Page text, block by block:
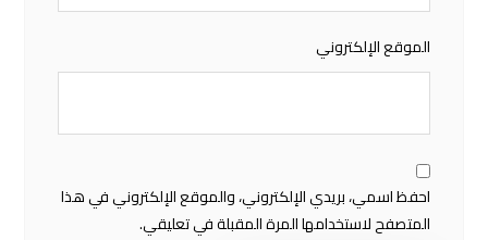
الموقع الإلكتروني
احفظ اسمي، بريدي الإلكتروني، والموقع الإلكتروني في هذا
المتصفح لاستخدامها المرة المقبلة في تعليقي.